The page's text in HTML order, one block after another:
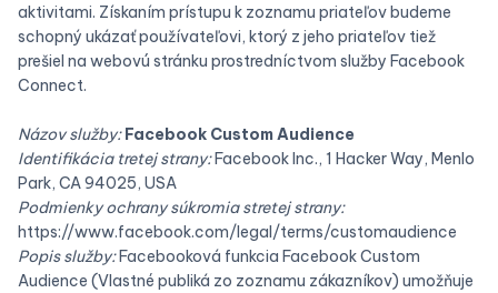
aktivitami. Získaním prístupu k zoznamu priateľov budeme
schopný ukázať používateľovi, ktorý z jeho priateľov tiež
prešiel na webovú stránku prostredníctvom služby Facebook
Connect.
Názov služby: Facebook Custom Audience
Identifikácia tretej strany:Facebook Inc., 1 Hacker Way, Menlo
Park, CA 94025, USA
Podmienky ochrany súkromia stretej strany:
https://www.facebook.com/legal/terms/customaudience
Popis služby:Facebooková funkcia Facebook Custom
Audience (Vlastné publiká zo zoznamu zákazníkov) umožňuje